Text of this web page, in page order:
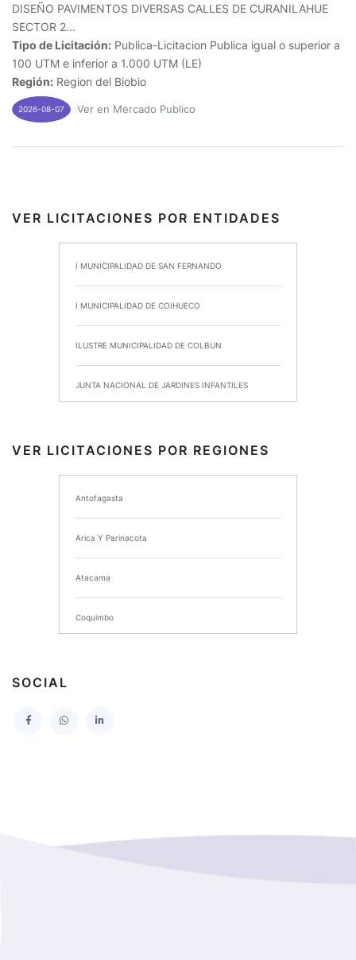
DISEÑO PAVIMENTOS DIVERSAS CALLES DE CURANILAHUE
SECTOR 2...
Tipo de Licitación: Publica-Licitacion Publica igual o superior a
100 UTM e inferior a 1.000 UTM (LE)
Región: Region del Biobio
2026-08-07 Ver en Mercado Publico
VER LICITACIONES POR ENTIDADES
I MUNICIPALIDAD DE SAN FERNANDO
I MUNICIPALIDAD DE COIHUECO
ILUSTRE MUNICIPALIDAD DE COLBUN
JUNTA NACIONAL DE JARDINES INFANTILES
I MUNICIPALIDAD DE CHIMBARONGO
INSTITUTO NACIONAL DE DEPORTES DE CHILE
SERVICIO DE SALUD DEL MAULE HOSPITAL DE
TALCA
I MUNICIPALIDAD DE PROVIDENCIA
SERVICIO DE SALUD TALCAHUANO HOSPITAL DE
GOBERNACION PROVINCIAL DE TALCA
VER LICITACIONES POR REGIONES
Antofagasta
Arica Y Parinacota
Atacama
Coquimbo
SOCIAL